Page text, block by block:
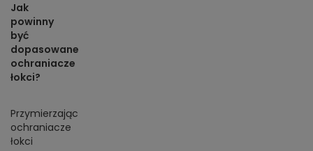
Jak
powinny
być
dopasowane
ochraniacze
łokci?
Przymierzając
ochraniacze
łokci